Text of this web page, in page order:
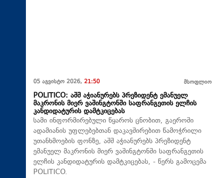
05 აგვისტო 2026, 21:50 მსოფლიო
POLITICO: აშშ აჭიანურებს პრეზიდენტ ემანუელ
მაკრონის მიერ ვაშინგტონში საფრანგეთის ელჩის
კანდიდატურის დამტკიცებას
სამი ინფორმირებული წყაროს ცნობით, გაეროში
ადამიანის უფლებებთან დაკავშირებით წამოჭრილი
უთანხმოების ფონზე, აშშ აჭიანურებს პრეზიდენტ
ემანუელ მაკრონის მიერ ვაშინგტონში საფრანგეთის
ელჩის კანდიდატურის დამტკიცებას, - წერს გამოცემა
POLITICO.